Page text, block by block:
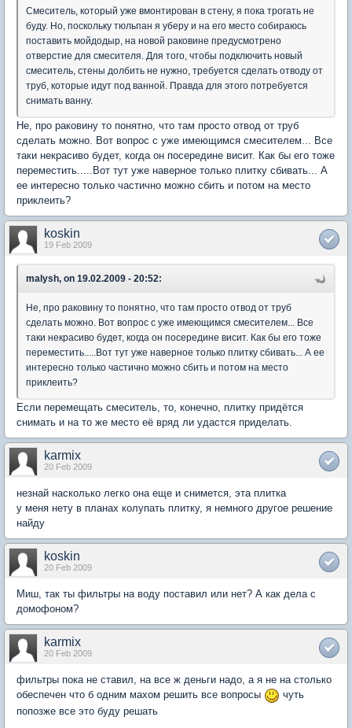
Смеситель, который уже вмонтирован в стену, я пока трогать не
буду. Но, поскольку тюльпан я уберу и на его место собираюсь
поставить мойдодыр, на новой раковине предусмотрено
отверстие для смесителя. Для того, чтобы подключить новый
смеситель, стены долбить не нужно, требуется сделать отводу от
труб, которые идут под ванной. Правда для этого потребуется
снимать ванну.
Не, про раковину то понятно, что там просто отвод от труб
сделать можно. Вот вопрос с уже имеющимся смесителем... Все
таки некрасиво будет, когда он посередине висит. Как бы его тоже
переместить.....Вот тут уже наверное только плитку сбивать... А
ее интересно только частично можно сбить и потом на место
приклеить?
koskin
19 Feb 2009
malysh, on 19.02.2009 - 20:52:
Не, про раковину то понятно, что там просто отвод от труб
сделать можно. Вот вопрос с уже имеющимся смесителем... Все
таки некрасиво будет, когда он посередине висит. Как бы его тоже
переместить.....Вот тут уже наверное только плитку сбивать... А ее
интересно только частично можно сбить и потом на место
приклеить?
Если перемещать смеситель, то, конечно, плитку придётся
снимать и на то же место её вряд ли удастся приделать.
karmix
20 Feb 2009
незнай насколько легко она еще и снимется, эта плитка
у меня нету в планах колупать плитку, я немного другое решение
найду
koskin
20 Feb 2009
Миш, так ты фильтры на воду поставил или нет? А как дела с
домофоном?
karmix
20 Feb 2009
фильтры пока не ставил, на все ж деньги надо, а я не на столько
обеспечен что б одним махом решить все вопросы
чуть
попозже все это буду решать